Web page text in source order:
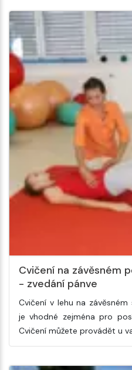
Cvičení na závěsném
- zvedání pánve
Cvičení v lehu na závěsném
je vhodné zejména pro
Cvičení můžete provádět u